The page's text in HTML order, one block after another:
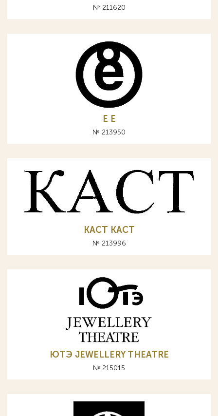
№ 211620
E Е
№ 213950
КАСТ KACT
№ 213996
ЮТЭ JEWELLERY THEATRE
№ 215015